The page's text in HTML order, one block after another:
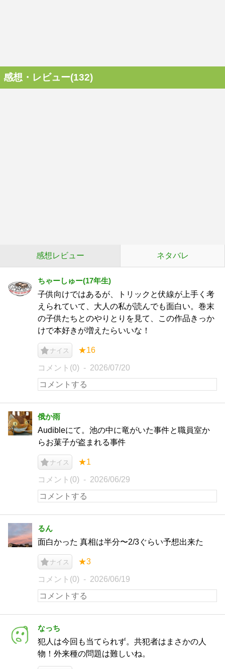
感想・レビュー(132)
感想レビュー ネタバレ
ちゃーしゅー(17年生)
子供向けではあるが、トリックと伏線が上手く考
えられていて、大人の私が読んでも面白い。巻末
の子供たちとのやりとりを見て、この作品きっか
けで本好きが増えたらいいな！
ナイス ★16
コメント(0) 2026/07/20
俄か雨
Audibleにて。池の中に竜がいた事件と職員室か
らお菓子が盗まれる事件
ナイス ★1
コメント(0) 2026/06/29
るん
面白かった 真相は半分〜2/3ぐらい予想出来た
ナイス ★3
コメント(0) 2026/06/19
なっち
犯人は今回も当てられず。共犯者はまさかの人
物！外来種の問題は難しいね。